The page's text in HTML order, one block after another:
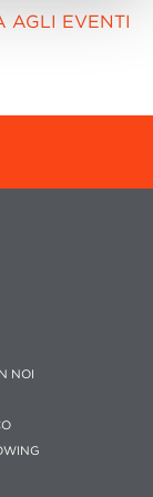
AGLI EVENTI
NOI